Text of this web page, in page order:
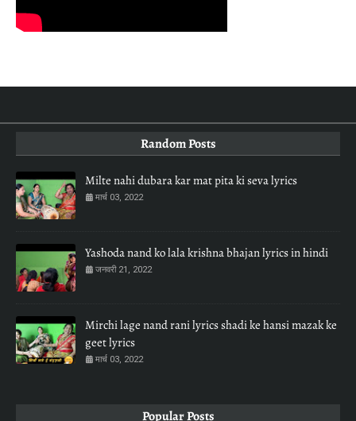
Random Posts
Milte nahi dubara kar mat pita ki seva lyrics
मार्च 03, 2022
Yashoda nand ko lala krishna bhajan lyrics in hindi
जनवरी 21, 2022
Mirchi lage nand rani lyrics shadi ke hansi mazak ke
geet lyrics
मार्च 03, 2022
Popular Posts